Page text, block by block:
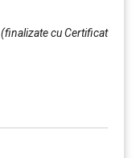
(finalizate cu Certificat